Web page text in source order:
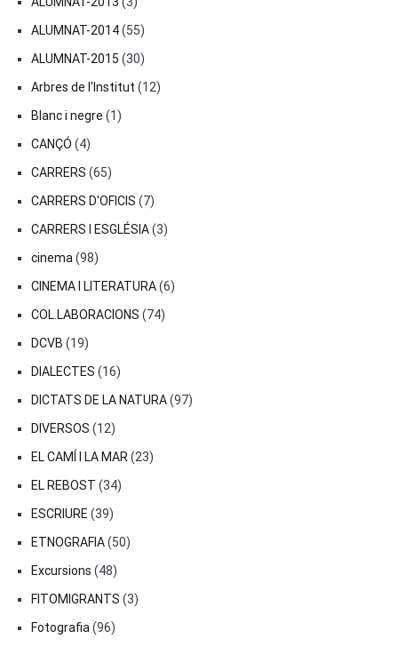
ALUMNAT-2014(55)
ALUMNAT-2015 (30)
Arbres de l'Institut (12)
Blanc i negre (1)
CANÇÓ (4)
CARRERS (65)
CARRERS D'OFICIS (7)
CARRERS I ESGLÉSIA(3)
cinema (98)
CINEMA I LITERATURA(6)
COL.LABORACIONS (74)
DCVB (19)
DIALECTES (16)
DICTATS DE LA NATURA(97)
DIVERSOS (12)
EL CAMÍ I LA MAR (23)
EL REBOST (34)
ESCRIURE (39)
ETNOGRAFIA(50)
Excursions (48)
FITOMIGRANTS (3)
Fotografia (96)